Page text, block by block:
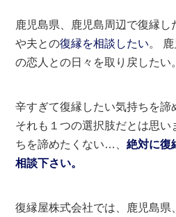
鹿児島県、鹿児島周辺で復縁
や夫との復縁を相談したい。
の恋人との日々を取り戻したい。
辛すぎて復縁したい気持ちを諦
それも１つの選択肢だとは思
ちを諦めたくない…、絶対に復
相談下さい。
復縁屋株式会社では、鹿児島県